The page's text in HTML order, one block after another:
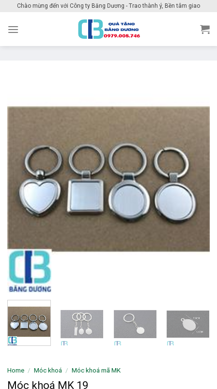
content
Chào mừng đến với Công ty Băng Dương - Trao thành ý, Bền tâm giao
Home / Móc khoá / Móc khoá mã MK
Móc khoá MK 19